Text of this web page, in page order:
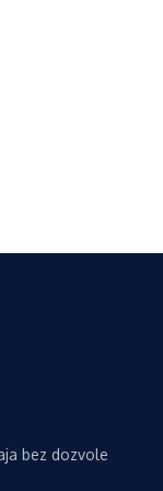
bez dozvole